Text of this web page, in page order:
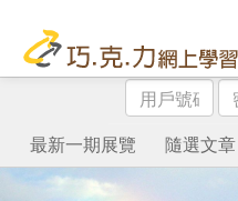
用
戶
號
碼
密
碼
最新一期展覽
隨選文章